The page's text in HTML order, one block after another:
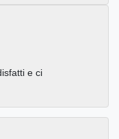
e ci